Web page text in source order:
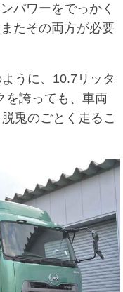
パワーをでっかく
たその両方が必要
うに、10.7リッタ
を誇っても、車両
兎のごとく走るこ